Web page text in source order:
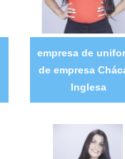
empresa de
de empresa
Inglesa